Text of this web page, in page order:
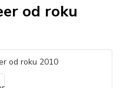
od roku